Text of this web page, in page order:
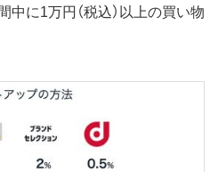
中に1万円（税込）以上の買い物